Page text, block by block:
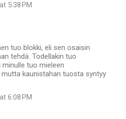
5:38 PM
tuo blokki, eli sen osaisin
tehdä. Todellakin tuo
minulle tuo mieleen
mutta kaunistahan tuosta syntyy
6:08 PM